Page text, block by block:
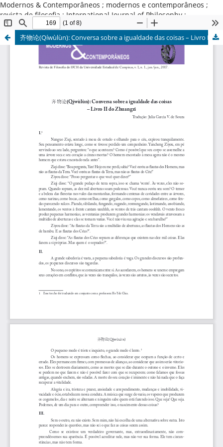
Modernos & Contemporâneos ; modernos e contemporâneos ;
revista de filosofia ; International Journal of Philosophy ;
Universidade Estadual de Campinas ; Brasil
齐物论(Qíwùlùn): Conversa sobre a igualdade das coisas – Livro II do Zhuangzi